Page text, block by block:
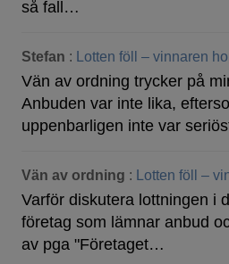
så fall…
Stefan : Lotten föll – vinnaren
Vän av ordning trycker på
Anbuden var inte lika,
uppenbarligen inte var
Vän av ordning : Lotten föll –
Varför diskutera lottningen i
företag som lämnar anbud
av pga "Företaget…